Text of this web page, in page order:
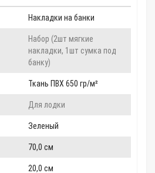
Накладки на банки
Набор (2шт мягкие
накладки, 1шт сумка под
банку)
Ткань ПВХ 650 гр/м²
Для лодки
Зеленый
70,0 см
20,0 см